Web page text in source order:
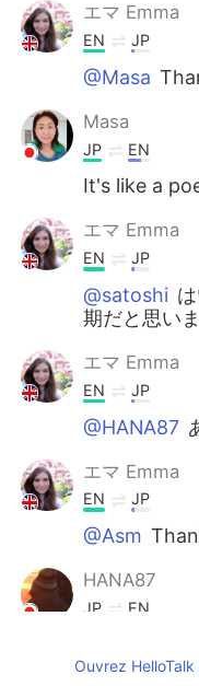
エマ Emma
EN JP
@Masa
Masa
JP EN
It's like a
エマ Emma
EN JP
@satoshi
期だと思い
エマ Emma
EN JP
@HANA87
エマ Emma
EN JP
@Asm
HANA87
JP EN
Ouvrez